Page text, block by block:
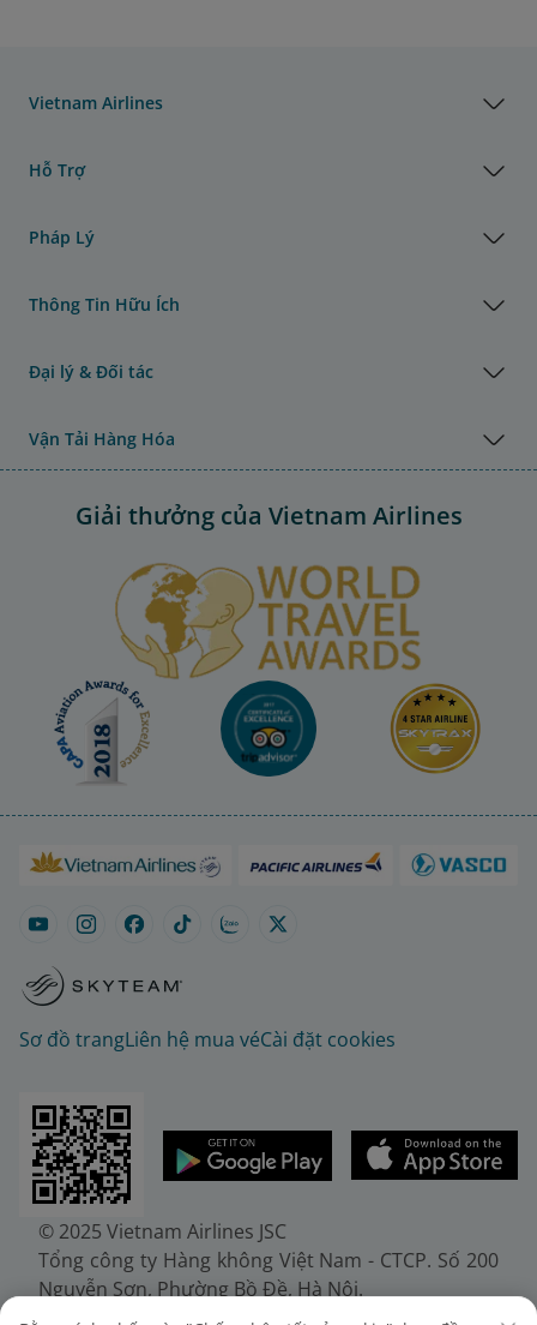
Vietnam Airlines
Hỗ Trợ
Pháp Lý
Thông Tin Hữu Ích
Đại lý & Đối tác
Vận Tải Hàng Hóa
Giải thưởng của Vietnam Airlines
Sơ đồ trangLiên hệ mua véCài đặt cookies
© 2025 Vietnam Airlines JSC
Tổng công ty Hàng không Việt Nam - CTCP. Số 200
Nguyễn Sơn, Phường Bồ Đề, Hà Nội.
Điện thoại: (+84-24) 38272289. Fax: (+84-24)